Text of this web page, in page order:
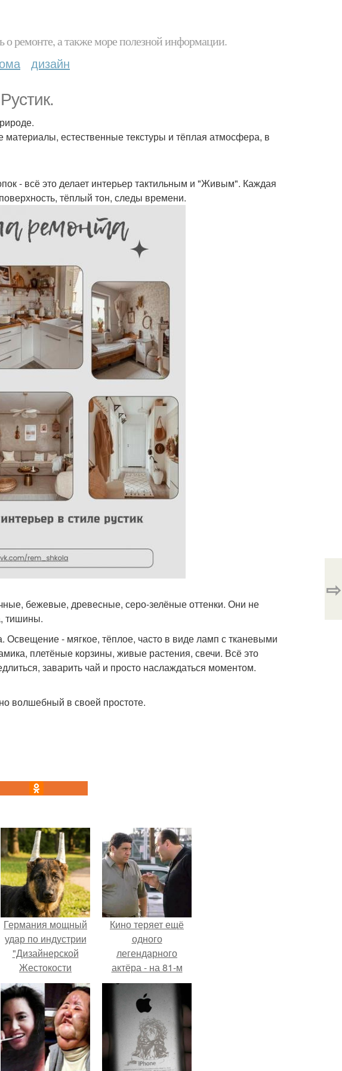
о ремонте, а также море полезной информации.
дизайн
материалы, естественные текстуры и тёплая атмосфера, в
- всё это делает интерьер тактильным и "Живым". Каждая
тёплый тон, следы времени.
бежевые, древесные, серо-зелёные оттенки. Они не
тишины.
Освещение - мягкое, тёплое, часто в виде ламп с тканевыми
плетёные корзины, живые растения, свечи. Всё это
заварить чай и просто наслаждаться моментом.
волшебный в своей простоте.
⇨
Германия мощный
удар по индустрии
"Дизайнерской
Жестокости
нанесла".
Кино теряет ещё
одного
легендарного
актёра - на 81-м
году жизни не стало
Винсента пасторе.